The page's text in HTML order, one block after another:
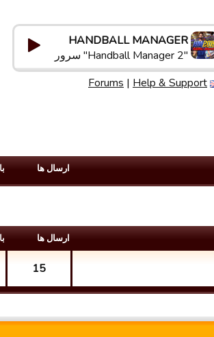
HANDBALL MANAGER
"Handball Manager 2" سرور
Forums | Help & Support
ارسال ها
ارسال ها
15